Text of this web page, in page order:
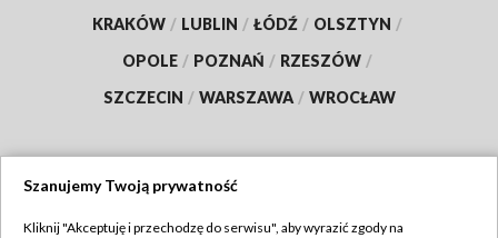
KRAKÓW / LUBLIN / ŁÓDŹ / OLSZTYN /
OPOLE / POZNAŃ / RZESZÓW /
SZCZECIN / WARSZAWA / WROCŁAW
Szanujemy Twoją prywatność
Kliknij "Akceptuję i przechodzę do serwisu", aby wyrazić zgody na